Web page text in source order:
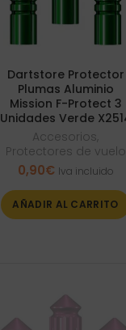
Dartstore Protector
Plumas Aluminio
Mission F-Protect 3
Unidades Verde
Accesorios,
Protectores de vuelo
0,90€ Iva incluido
AÑADIR AL CARRITO